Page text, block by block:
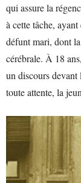
qui assure la
à cette tâche,
défunt mari, dont
cérébrale. À 18
un discours devant
toute attente, la